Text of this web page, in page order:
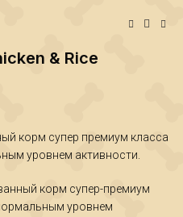
& Rice
корм супер премиум класса
уровнем активности.
корм супер-премиум
уровнем